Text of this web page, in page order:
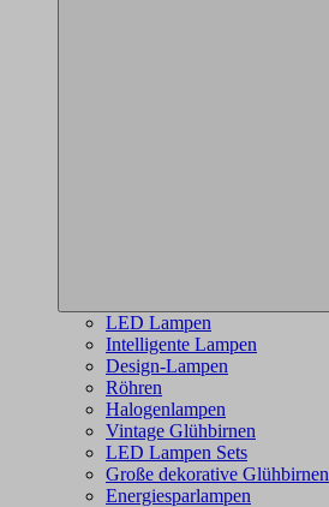
LED Lampen
Intelligente Lampen
Design-Lampen
Röhren
Halogenlampen
Vintage Glühbirnen
LED Lampen Sets
Große dekorative Glühbirnen
Energiesparlampen